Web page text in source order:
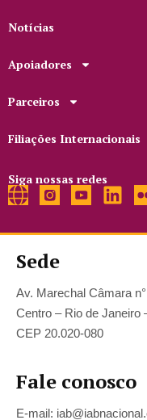
Notícias
Apoiadores
Parceiros
Filiações Internacionais
Siga nossas redes
Sede
Av. Marechal Câmara
Centro – Rio de Janeiro
CEP 20.020-080
Fale conosco
E-mail: